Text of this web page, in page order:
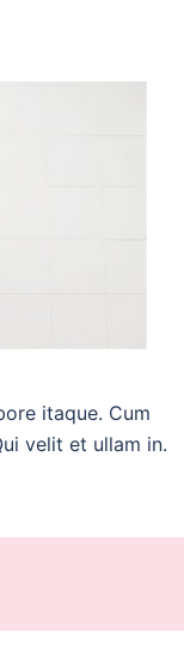
itaque. Cum
velit et ullam in.